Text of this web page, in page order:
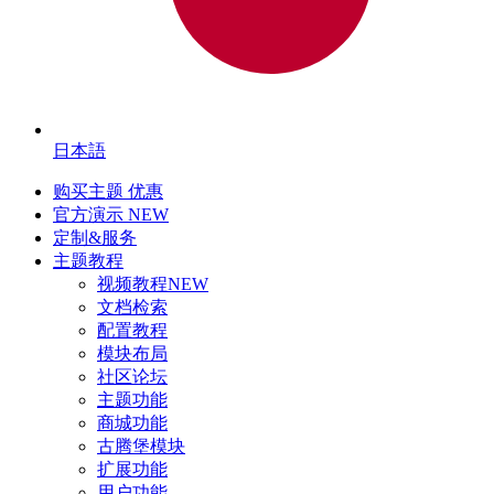
日本語
购买主题 优惠
官方演示 NEW
定制&服务
主题教程
视频教程NEW
文档检索
配置教程
模块布局
社区论坛
主题功能
商城功能
古腾堡模块
扩展功能